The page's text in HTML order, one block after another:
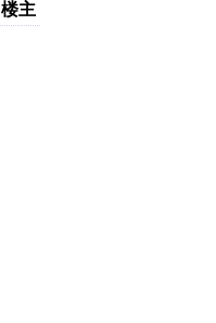
楼主